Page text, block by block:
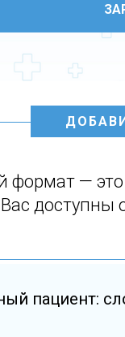
— это
Вас
пациент: